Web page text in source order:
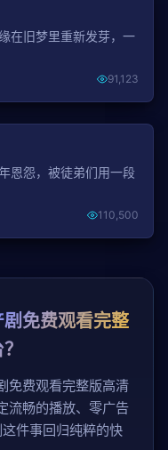
在旧梦里重新发芽，一
91,123
恩怨，被徒弟们用一段
110,500
免费观看完整
免费观看完整版高清
流畅的播放、零广告
件事回归纯粹的快